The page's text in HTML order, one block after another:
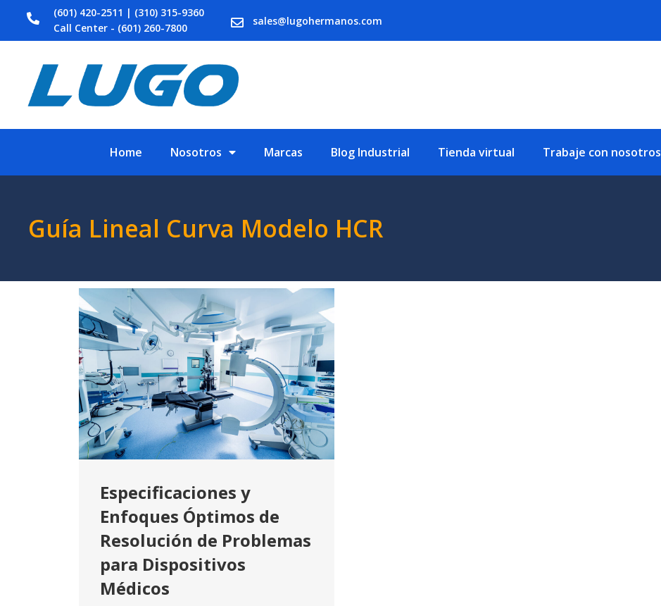
(601) 420-2511 | (310) 315-9360
Call Center - (601) 260-7800
sales@lugohermanos.com
Home Nosotros Marcas Blog Industrial Tienda virtual Trabaje con nosotros
Guía Lineal Curva Modelo HCR
Especificaciones y
Enfoques Óptimos de
Resolución de Problemas
para Dispositivos
Médicos